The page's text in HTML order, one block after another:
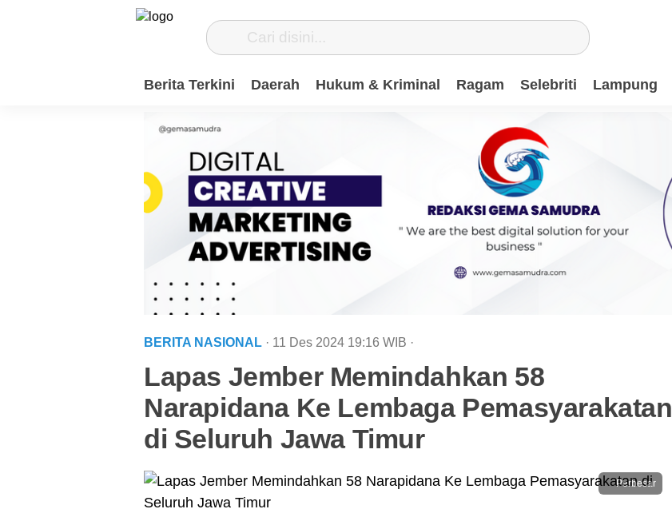
Berita Terkini Daerah Hukum & Kriminal Ragam Selebriti Lampung
BERITA NASIONAL · 11 Des 2024 19:16 WIB ·
Lapas Jember Memindahkan 58
Narapidana Ke Lembaga Pemasyarakatan
di Seluruh Jawa Timur
Perbesar